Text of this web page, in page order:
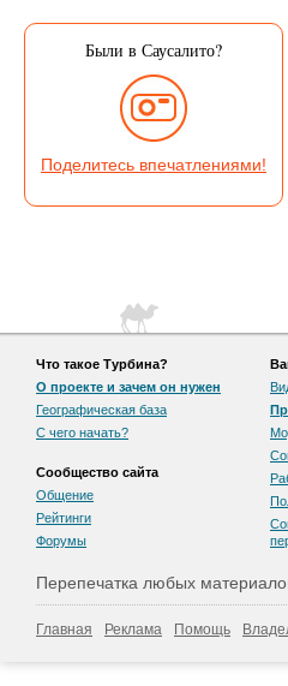
Были в Саусалито?
Поделитесь впечатлениями!
Что такое Турбина?
О проекте и зачем он нужен
Географическая база
С чего начать?
Сообщество сайта
Общение
Рейтинги
Форумы
Перепечатка любых
Главная Реклама Помощь